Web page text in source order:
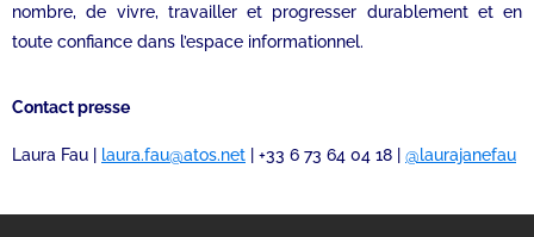
nombre, de vivre, travailler et progresser durablement et en
toute confiance dans l’espace informationnel.
Contact presse
Laura Fau | laura.fau@atos.net | +33 6 73 64 04 18 | @laurajanefau